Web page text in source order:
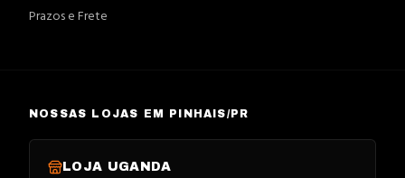
Prazos e Frete
NOSSAS LOJAS EM PINHAIS/PR
LOJA UGANDA